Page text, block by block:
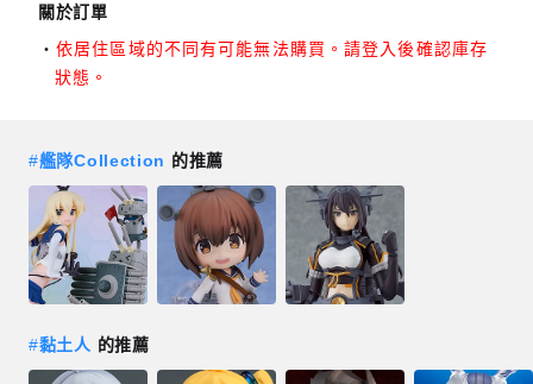
關於訂單
依居住區域的不同有可能無法購買。請登入後確認庫存
狀態。
#艦隊Collection 的推薦
#黏土人 的推薦